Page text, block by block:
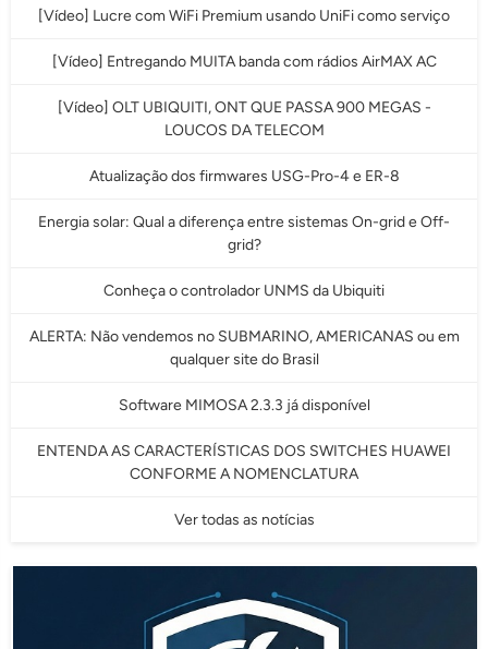
[Vídeo] Lucre com WiFi Premium usando UniFi como serviço
[Vídeo] Entregando MUITA banda com rádios AirMAX AC
[Vídeo] OLT UBIQUITI, ONT QUE PASSA 900 MEGAS -
LOUCOS DA TELECOM
Atualização dos firmwares USG-Pro-4 e ER-8
Energia solar: Qual a diferença entre sistemas On-grid e Off-
grid?
Conheça o controlador UNMS da Ubiquiti
ALERTA: Não vendemos no SUBMARINO, AMERICANAS ou em
qualquer site do Brasil
Software MIMOSA 2.3.3 já disponível
ENTENDA AS CARACTERÍSTICAS DOS SWITCHES HUAWEI
CONFORME A NOMENCLATURA
Ver todas as notícias